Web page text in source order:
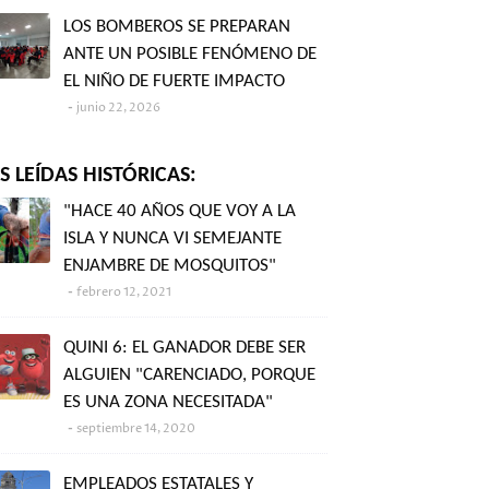
LOS BOMBEROS SE PREPARAN
ANTE UN POSIBLE FENÓMENO DE
EL NIÑO DE FUERTE IMPACTO
junio 22, 2026
LEÍDAS HISTÓRICAS:
"HACE 40 AÑOS QUE VOY A LA
ISLA Y NUNCA VI SEMEJANTE
ENJAMBRE DE MOSQUITOS"
febrero 12, 2021
QUINI 6: EL GANADOR DEBE SER
ALGUIEN "CARENCIADO, PORQUE
ES UNA ZONA NECESITADA"
septiembre 14, 2020
EMPLEADOS ESTATALES Y